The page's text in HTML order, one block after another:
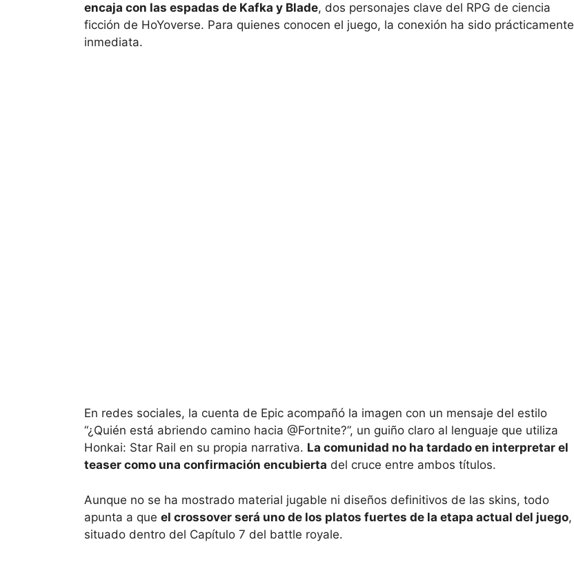
encaja con las espadas de Kafka y Blade, dos personajes clave del RPG de ciencia
ficción de HoYoverse. Para quienes conocen el juego, la conexión ha sido prácticamente
inmediata.
En redes sociales, la cuenta de Epic acompañó la imagen con un mensaje del estilo
“¿Quién está abriendo camino hacia @Fortnite?”, un guiño claro al lenguaje que utiliza
Honkai: Star Rail en su propia narrativa. La comunidad no ha tardado en interpretar el
teaser como una confirmación encubierta del cruce entre ambos títulos.
Aunque no se ha mostrado material jugable ni diseños definitivos de las skins, todo
apunta a que el crossover será uno de los platos fuertes de la etapa actual del juego,
situado dentro del Capítulo 7 del battle royale.